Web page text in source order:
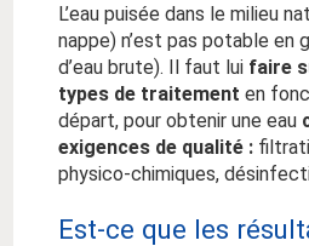
L’eau puisée dans le milieu
nappe) n’est pas potable en
d’eau brute). Il faut lui faire
types de traitement en
départ, pour obtenir une eau
exigences de qualité :
physico-chimiques,
Est-ce que les